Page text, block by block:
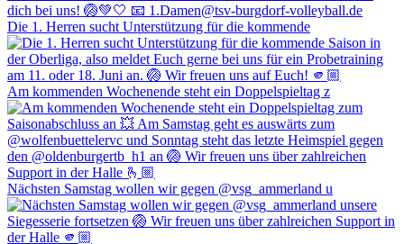
Die 1. Herren sucht Unterstützung für die kommende
Am kommenden Wochenende steht ein Doppelspieltag z
Nächsten Samstag wollen wir gegen @vsg_ammerland u